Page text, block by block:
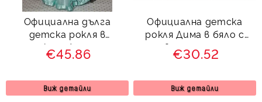
Официална дълга
детска рокля в
тюркоаз/мента с
тюл и коланче отзад
€45.86
Виж детайли
Официална детска
рокля Дима в бяло с
червена дантела и
нежен тюл в долната
€30.52
Виж детайли